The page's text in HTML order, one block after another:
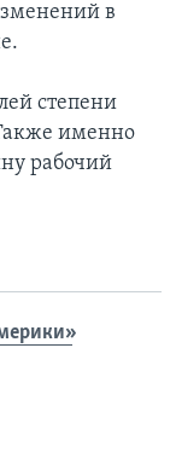
в
степени
именно
рабочий